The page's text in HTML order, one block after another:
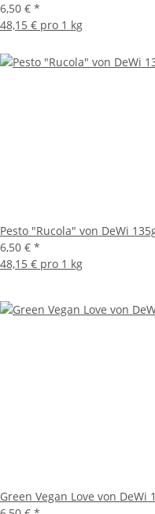
6,50 € *
48,15 € pro 1 kg
Pesto "Rucola" von DeWi
6,50 € *
48,15 € pro 1 kg
Green Vegan Love von DeWi